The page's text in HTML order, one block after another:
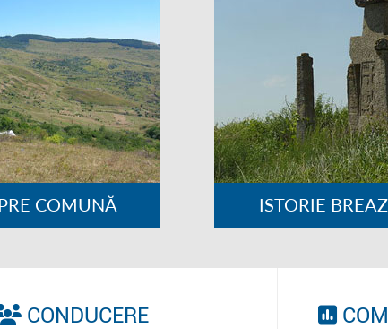
COMUNĂ ISTORIE
CONDUCERE